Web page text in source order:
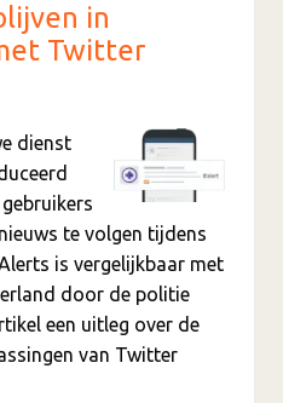
in
Twitter
dienst
te volgen tijdens
is vergelijkbaar met
door de politie
een uitleg over de
van Twitter